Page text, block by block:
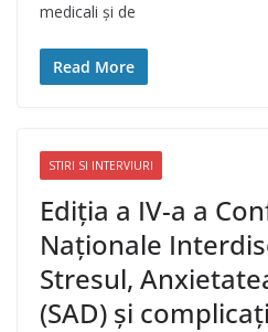
medicali și de
Read More
STIRI SI INTERVIURI
Ediția a IV-a a
Naționale
Stresul,
(SAD) și